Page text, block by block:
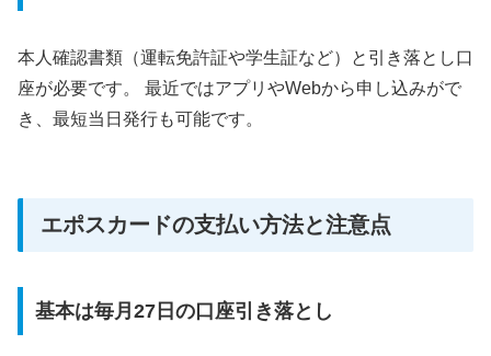
本人確認書類（運転免許証や学生証など）と引き落とし口
座が必要です。 最近ではアプリやWebから申し込みがで
き、最短当日発行も可能です。
エポスカードの支払い方法と注意点
基本は毎月27日の口座引き落とし